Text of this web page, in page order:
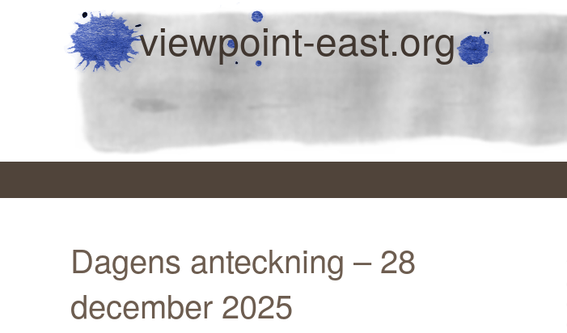
viewpoint-east.org
Dagens anteckning – 28
december 2025